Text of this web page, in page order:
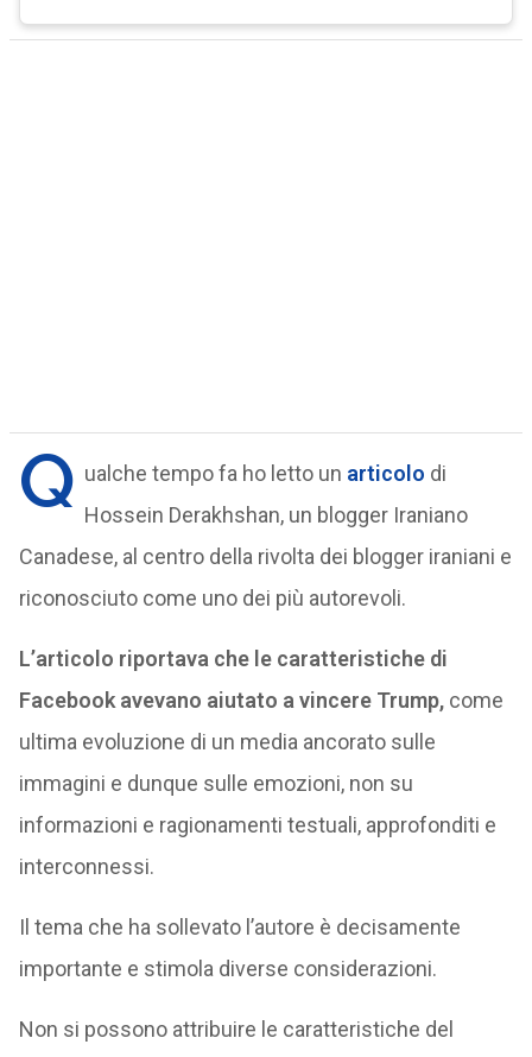
Q ualche tempo fa ho letto un articolo di
Hossein Derakhshan, un blogger Iraniano
Canadese, al centro della rivolta dei blogger iraniani e
riconosciuto come uno dei più autorevoli.
L’articolo riportava che le caratteristiche di
Facebook avevano aiutato a vincere Trump,come
ultima evoluzione di un media ancorato sulle
immagini e dunque sulle emozioni, non su
informazioni e ragionamenti testuali, approfonditi e
interconnessi.
Il tema che ha sollevato l’autore è decisamente
importante e stimola diverse considerazioni.
Non si possono attribuire le caratteristiche del